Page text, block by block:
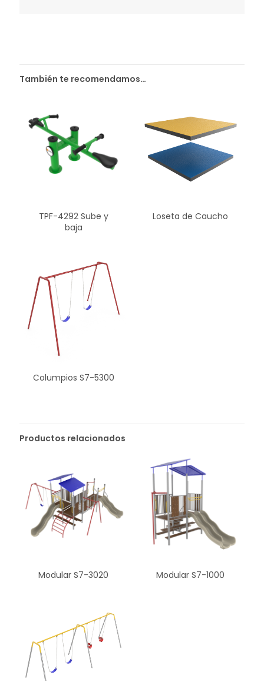
También te recomendamos…
TPF-4292 Sube y
baja
Loseta de Caucho
Columpios S7-5300
Productos relacionados
Modular S7-3020 Modular S7-1000